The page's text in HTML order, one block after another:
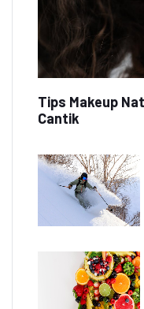
Tips Makeup
Cantik